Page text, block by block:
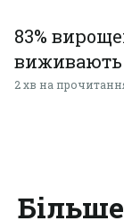
83%
виживають
2 хв на